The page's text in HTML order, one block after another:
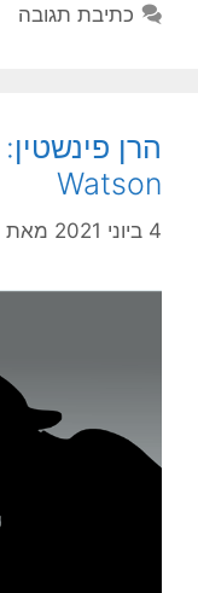
כתיבת תגובה
Watson
4 ביוני 2021 מאת